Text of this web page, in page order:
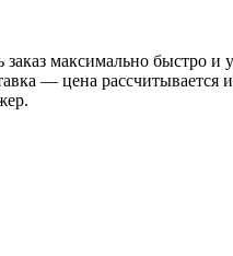
максимально быстро
— цена